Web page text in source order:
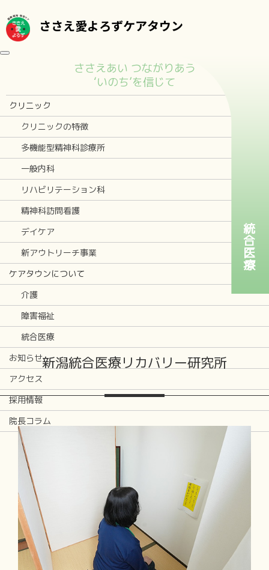
ささえ愛よろずケアタウン
toggle navigation
ささえあい つながりあう
‘いのち’を信じて
クリニック
クリニックの特徴
多機能型精神科診療所
一般内科
リハビリテーション科
精神科訪問看護
デイケア
新アウトリーチ事業
ケアタウンについて
介護
障害福祉
統合医療
お知らせ
アクセス
採用情報
院長コラム
統合医療
新潟統合医療リカバリー研究所